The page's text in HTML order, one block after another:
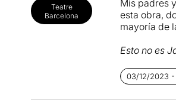
Teatre
Barcelona
Mis padres
esta obra,
mayoría de
Esto no es
puede y
necesidad;
pratenca,
03/12/2023 -